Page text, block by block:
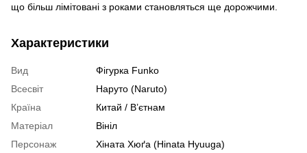
що більш лімітовані з роками становляться ще дорожчими.
Характеристики
Вид
Фігурка Funko
Всесвіт
Наруто (Naruto)
Країна
Китай / В’єтнам
Матеріал
Вініл
Персонаж
Хіната Хюґа (Hinata Hyuuga)